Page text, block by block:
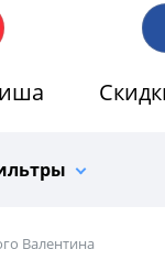
Валентина